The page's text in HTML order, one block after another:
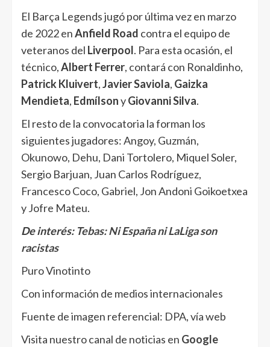
El Barça Legends jugó por última vez en marzo
de 2022 enAnfield Road contra el equipo de
veteranos del Liverpool. Para esta ocasión, el
técnico,Albert Ferrer, contará con Ronaldinho,
Patrick Kluivert,Javier Saviola, Gaizka
Mendieta, EdmílsonyGiovanni Silva.
El resto de la convocatoria la forman los
siguientes jugadores: Angoy, Guzmán,
Okunowo, Dehu, Dani Tortolero, Miquel Soler,
Sergio Barjuan, Juan Carlos Rodríguez,
Francesco Coco, Gabriel, Jon Andoni Goikoetxea
y Jofre Mateu.
De interés: Tebas: Ni España ni LaLiga son
racistas
Puro Vinotinto
Con información de medios internacionales
Fuente de imagen referencial: DPA, vía web
Visita nuestro canal de noticias en Google